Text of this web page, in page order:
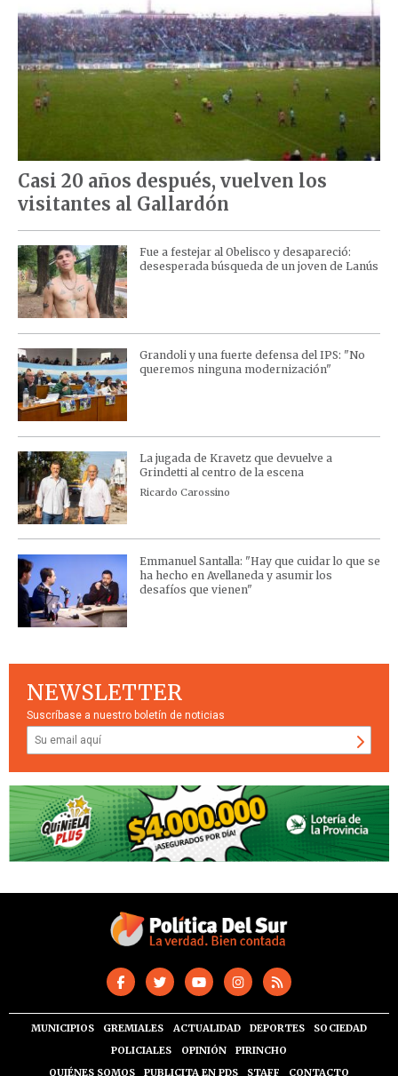
Casi 20 años después, vuelven los
visitantes al Gallardón
Fue a festejar al Obelisco y desapareció:
desesperada búsqueda de un joven de Lanús
Grandoli y una fuerte defensa del IPS: "No
queremos ninguna modernización"
La jugada de Kravetz que devuelve a
Grindetti al centro de la escena
Ricardo Carossino
Emmanuel Santalla: "Hay que cuidar lo que se
ha hecho en Avellaneda y asumir los
desafíos que vienen"
NEWSLETTER
Suscríbase a nuestro boletín de noticias
MUNICIPIOS GREMIALES ACTUALIDAD DEPORTES
SOCIEDAD
POLICIALES
OPINIÓN
PIRINCHO
QUIÉNES SOMOS
PUBLICITA EN PDS STAFF CONTACTO